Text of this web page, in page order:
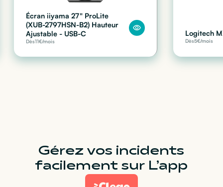
Écran iiyama 27" ProLite
(XUB-2797HSN-B2) Hauteur
Ajustable - USB-C
Dès11€/mois
Logitech
Dès5€/mois
Gérez vos incidents
facilement sur L’app